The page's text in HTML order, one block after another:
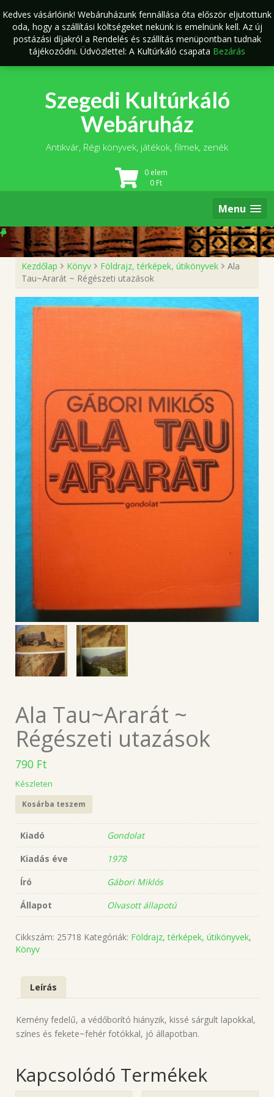
to
content
Szegedi Kultúrkáló
Webáruház
Antikvár, Régi könyvek, játékok, filmek, zenék
0 elem
0 Ft
Menu
Kezdőlap Könyv Földrajz, térképek, útikönyvek
Ala
Tau~Ararát ~ Régészeti utazások
Ala Tau~Ararát ~
Régészeti utazások
790 Ft
Készleten
Kosárba teszem
Kiadó
Gondolat
Kiadás éve
1978
Író
Gábori Miklós
Állapot
Olvasott állapotú
Cikkszám: 25718 Kategóriák: Földrajz, térképek, útikönyvek,
Könyv
Leírás
Kemény fedelű, a védőborító hiányzik, kissé sárgult lapokkal,
színes és fekete~fehér fotókkal, jó állapotban.
Kapcsolódó Termékek
Kedves vásárlóink! Webáruházunk fennállása óta először eljutottunk
oda, hogy a szállítási költségeket nekünk is emelnünk kell. Az új
postázási díjakról a Rendelés és szállítás menüpontban tudnak
tájékozódni. Üdvözlettel: A Kultúrkáló csapata Bezárás